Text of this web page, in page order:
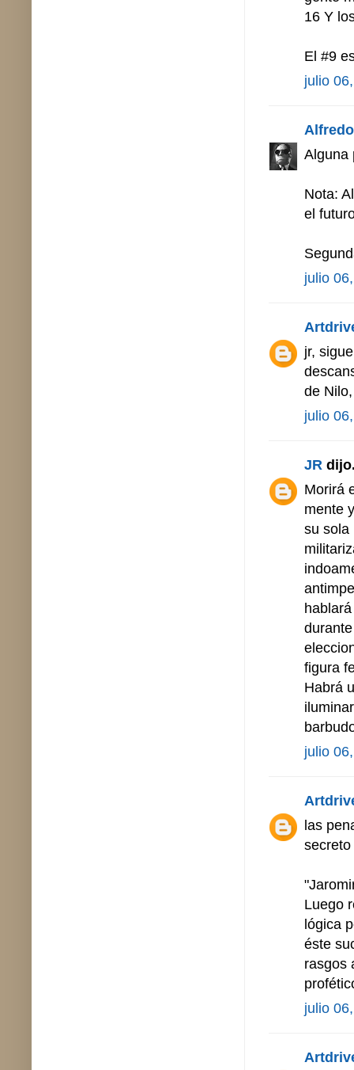
16 Y
El #9
julio
Alguna
Nota:
el
julio
jr,
de
julio
JR
Morirá
mente
su sola
figura
Habrá
julio
las
Luego
lógica
éste
rasgos
julio